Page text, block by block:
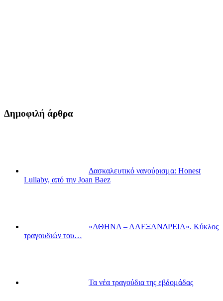
Δημοφιλή άρθρα
Δασκαλευτικό νανούρισμα: Honest
Lullaby, από την Joan Baez
«ΑΘΗΝΑ – ΑΛΕΞΑΝΔΡΕΙΑ». Κύκλος
τραγουδιών του…
Τα νέα τραγούδια της εβδομάδας